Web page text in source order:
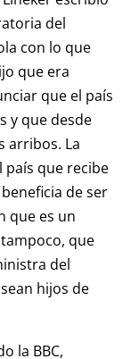
del
con lo que
que era
que el país
y que desde
arribos. La
país que recibe
de ser
que es un
que
del
hijos de
la BBC,